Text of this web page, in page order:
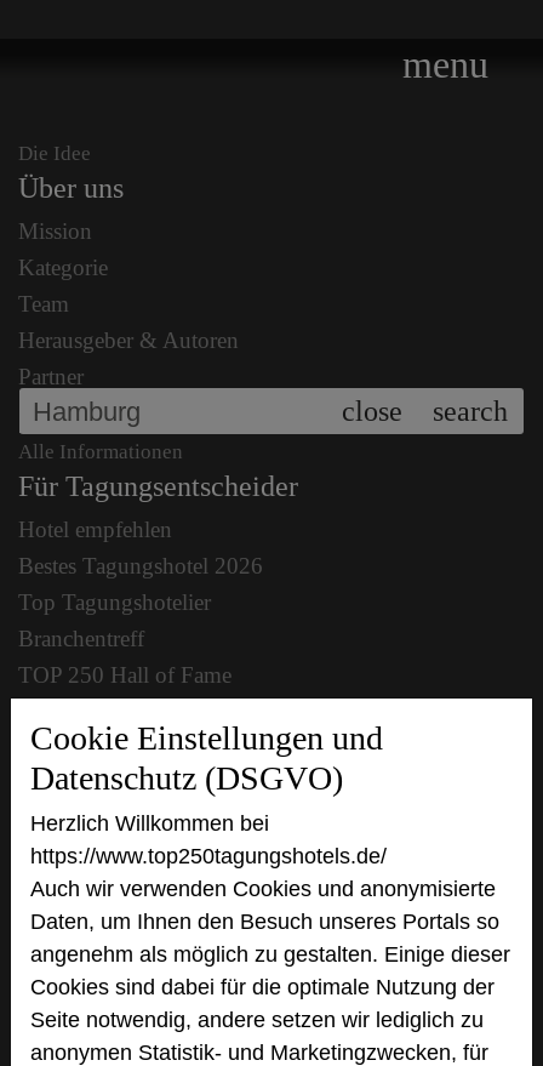
Cookie Einstellungen und
Datenschutz (DSGVO)
Herzlich Willkommen bei
https://www.top250tagungshotels.de/
Auch wir verwenden Cookies und anonymisierte
Daten, um Ihnen den Besuch unseres Portals so
angenehm als möglich zu gestalten. Einige dieser
Cookies sind dabei für die optimale Nutzung der
Seite notwendig, andere setzen wir lediglich zu
anonymen Statistik- und Marketingzwecken, für
close search
menu
Die Idee
Über uns
Mission
Kategorie
Team
Herausgeber & Autoren
Partner
Alle Informationen
Für Tagungsentscheider
Hotel empfehlen
Bestes Tagungshotel 2026
Top Tagungshotelier
Branchentreff
TOP 250 Hall of Fame
Alle Informationen
Beliebte Suchlisten
Profisuche
Seminar
Konferenz
Klausur
Event
Kreativformate